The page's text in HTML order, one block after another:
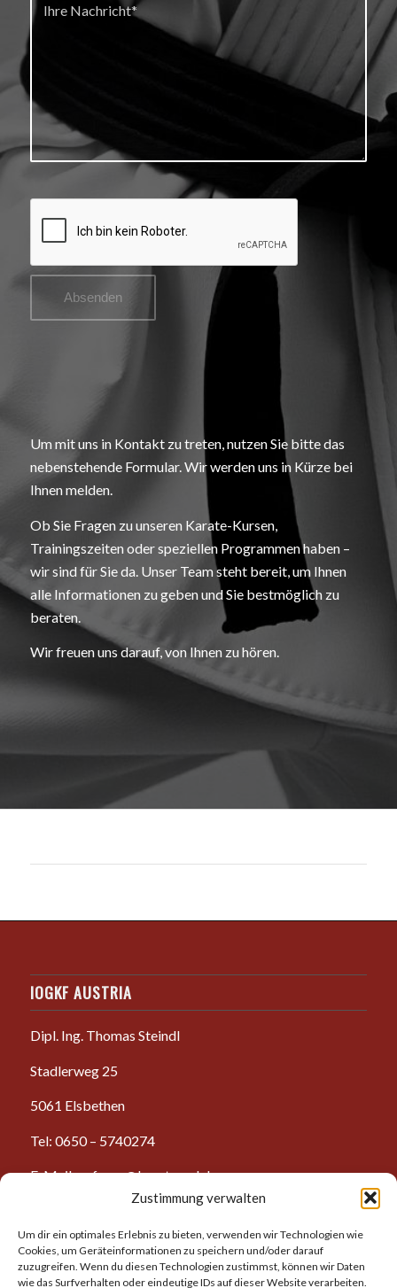
Zustimmung verwalten
Um dir ein optimales Erlebnis zu bieten, verwenden wir Technologien wie
Cookies, um Geräteinformationen zu speichern und/oder darauf
zuzugreifen. Wenn du diesen Technologien zustimmst, können wir Daten
wie das Surfverhalten oder eindeutige IDs auf dieser Website verarbeiten.
Um mit uns in Kontakt zu treten, nutzen Sie bitte das
nebenstehende Formular. Wir werden uns in Kürze bei
Ihnen melden.
Ob Sie Fragen zu unseren Karate-Kursen,
Trainingszeiten oder speziellen Programmen haben –
wir sind für Sie da. Unser Team steht bereit, um Ihnen
alle Informationen zu geben und Sie bestmöglich zu
beraten.
Wir freuen uns darauf, von Ihnen zu hören.
IOGKF AUSTRIA
Dipl. Ing. Thomas Steindl
Stadlerweg 25
5061 Elsbethen
Tel: 0650 – 5740274
E-Mail: anfrage@karate-salzburg.com